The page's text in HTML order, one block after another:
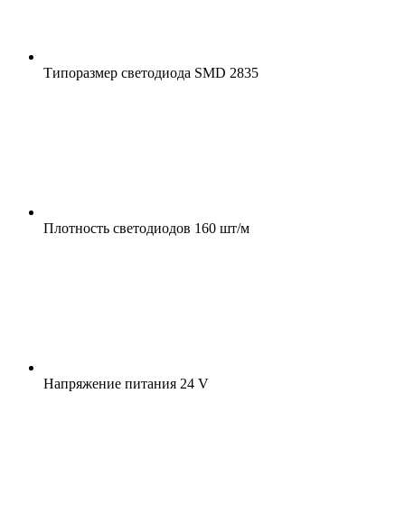
Типоразмер светодиода SMD 2835
Плотность светодиодов 160 шт/м
Напряжение питания 24 V